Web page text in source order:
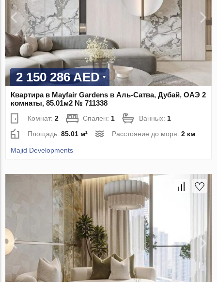
2 150 286 AED
Квартира в Mayfair Gardens в Аль-Сатва, Дубай, ОАЭ 2
комнаты, 85.01м2 № 711338
Комнат:2 Спален: 1 Ванных: 1
Площадь:85.01 м² Расстояние до моря:2 км
Majid Developments